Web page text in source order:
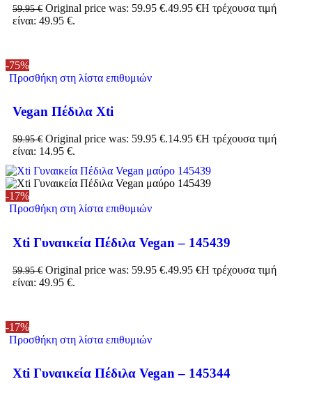
59.95€ Original price was: 59.95 €.49.95 €Η τρέχουσα τιμή
είναι: 49.95 €.
-75%
Προσθήκη στη λίστα επιθυμιών
Vegan Πέδιλα Xti
59.95€ Original price was: 59.95 €.14.95 €Η τρέχουσα τιμή
είναι: 14.95 €.
-17%
Προσθήκη στη λίστα επιθυμιών
Xti Γυναικεία Πέδιλα Vegan – 145439
59.95€ Original price was: 59.95 €.49.95 €Η τρέχουσα τιμή
είναι: 49.95 €.
-17%
Προσθήκη στη λίστα επιθυμιών
Xti Γυναικεία Πέδιλα Vegan – 145344